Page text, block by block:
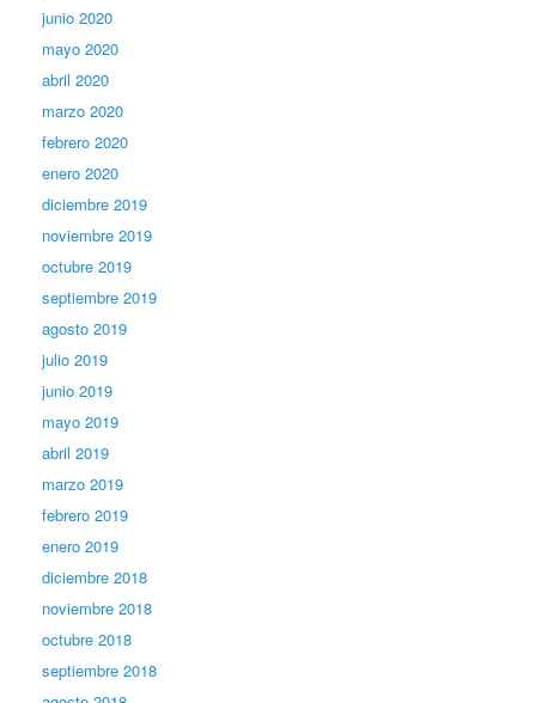
junio 2020
mayo 2020
abril 2020
marzo 2020
febrero 2020
enero 2020
diciembre 2019
noviembre 2019
octubre 2019
septiembre 2019
agosto 2019
julio 2019
junio 2019
mayo 2019
abril 2019
marzo 2019
febrero 2019
enero 2019
diciembre 2018
noviembre 2018
octubre 2018
septiembre 2018